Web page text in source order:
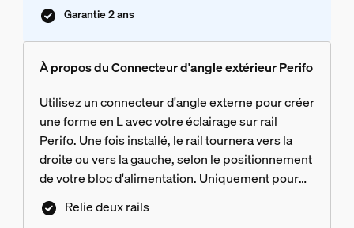
Garantie 2 ans
À propos du Connecteur d'angle extérieur Perifo
Utilisez un connecteur d'angle externe pour créer
une forme en L avec votre éclairage sur rail
Perifo. Une fois installé, le rail tournera vers la
droite ou vers la gauche, selon le positionnement
de votre bloc d'alimentation. Uniquement pour
l'éclairage sur rail Perifo
Relie deux rails